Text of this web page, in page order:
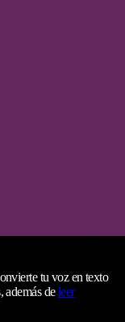
tu voz en texto
además deleer